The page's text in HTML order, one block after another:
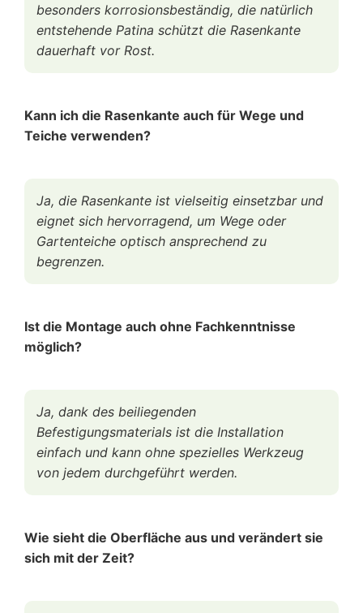
besonders korrosionsbeständig, die natürlich
entstehende Patina schützt die Rasenkante
dauerhaft vor Rost.
Kann ich die Rasenkante auch für Wege und
Teiche verwenden?
Ja, die Rasenkante ist vielseitig einsetzbar und
eignet sich hervorragend, um Wege oder
Gartenteiche optisch ansprechend zu
begrenzen.
Ist die Montage auch ohne Fachkenntnisse
möglich?
Ja, dank des beiliegenden
Befestigungsmaterials ist die Installation
einfach und kann ohne spezielles Werkzeug
von jedem durchgeführt werden.
Wie sieht die Oberfläche aus und verändert sie
sich mit der Zeit?